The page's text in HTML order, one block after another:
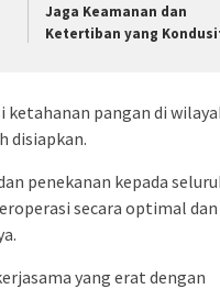
Jaga Keamanan dan
Ketertiban yang
ketahanan pangan di
disiapkan.
penekanan kepada
secara optimal dan
yang erat dengan